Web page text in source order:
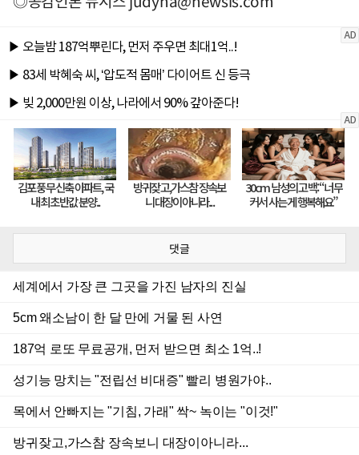
댓글